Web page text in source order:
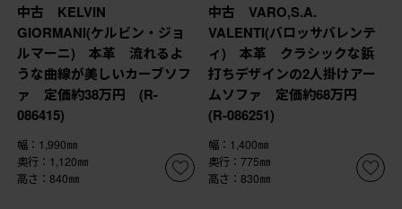
中古 KELVIN
GIORMANI(ケルビン・ジョ
ルマーニ) 本革 流れるよ
うな曲線が美しいカーブソフ
ァ 定価約38万円 (R-
086415)
幅：1,990㎜
奥行：1,120㎜
高さ：840㎜
中古 VARO,S.A.
VALENTI(バロッサバレンテ
ィ) 本革 クラシックな鋲
打ちデザインの2人掛けアー
ムソファ 定価約68万円
(R-086251)
幅：1,400㎜
奥行：775㎜
高さ：830㎜